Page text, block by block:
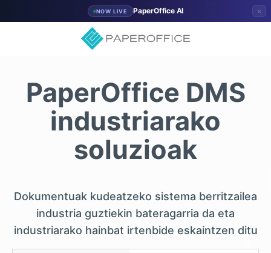
NOW LIVE PaperOffice AI ×
PaperOffice DMS
industriarako
soluzioak
Dokumentuak kudeatzeko sistema berritzailea
industria guztiekin bateragarria da eta
industriarako hainbat irtenbide eskaintzen ditu